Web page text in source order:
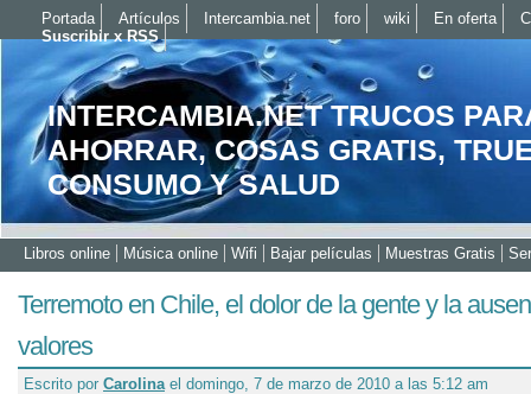
INTERCAMBIA.NET TRUCOS
AHORRAR, COSAS GRATIS,
CONSUMO Y SALUD
Libros online Música online Wifi Bajar películas Muestras Gratis
Terremoto en Chile, el dolor de la gente y la
valores
Escrito por Carolinael domingo, 7 de marzo de 2010 a las 5:12 am
Portada Artículos Intercambia.net foro wiki En oferta
Suscribir x RSS